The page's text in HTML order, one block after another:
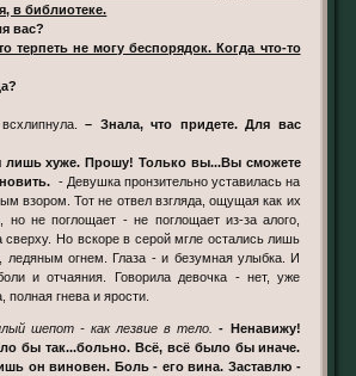
в библиотеке.
вас?
терпеть не могу беспорядок. Когда что-то
– Знала, что придете. Для вас
лишь хуже. Прошу! Только вы...Вы сможете
- Девушка пронзительно уставилась на
взором. Тот не отвел взгляда, ощущая как их
но не поглощает - не поглощает из-за алого,
сверху. Но вскоре в серой мгле остались лишь
ледяным огнем. Глаза - и безумная улыбка. И
и отчаяния. Говорила девочка - нет, уже
гнева и ярости.
шепот - как лезвие в тело.
- Ненавижу!
бы так...больно. Всё, всё было бы иначе.
он виновен. Боль - его вина. Заставлю -